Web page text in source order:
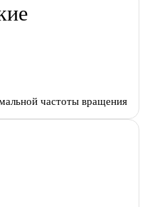
частоты вращения